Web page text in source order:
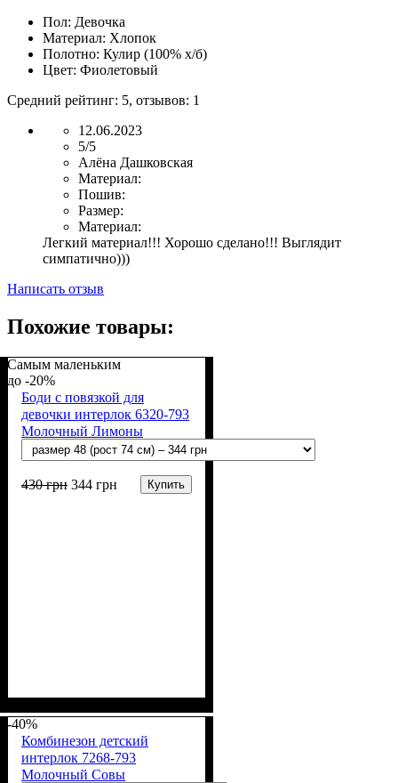
Пол: Девочка
Материал: Хлопок
Полотно: Кулир (100% х/б)
Цвет: Фиолетовый
Средний рейтинг: 5, отзывов: 1
12.06.2023
5/5
Алёна Дашковская
Материал:
Пошив:
Размер:
Материал:
Легкий материал!!! Хорошо сделано!!! Выглядит
симпатично)))
Написать отзыв
Похожие товары:
Самым маленьким
-20%
Боди с повязкой для
девочки интерлок 6320-793
Молочный Лимоны
430грн 344 грн Купить
(100% х/б)
-40%
Комбинезон детский
интерлок 7268-793
Молочный Совы